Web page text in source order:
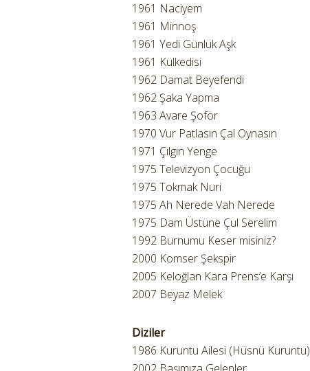
1961 Naciyem
1961 Minnoş
1961 Yedi Günlük Aşk
1961 Külkedisi
1962 Damat Beyefendi
1962 Şaka Yapma
1963 Avare Şoför
1970 Vur Patlasın Çal Oynasın
1971 Çılgın Yenge
1975 Televizyon Çocuğu
1975 Tokmak Nuri
1975 Ah Nerede Vah Nerede
1975 Dam Üstüne Çul Serelim
1992 Burnumu Keser misiniz?
2000 Komser Şekspir
2005 Keloğlan Kara Prens’e Karşı
2007 Beyaz Melek
Diziler
1986 Kuruntu Ailesi (Hüsnü Kuruntu)